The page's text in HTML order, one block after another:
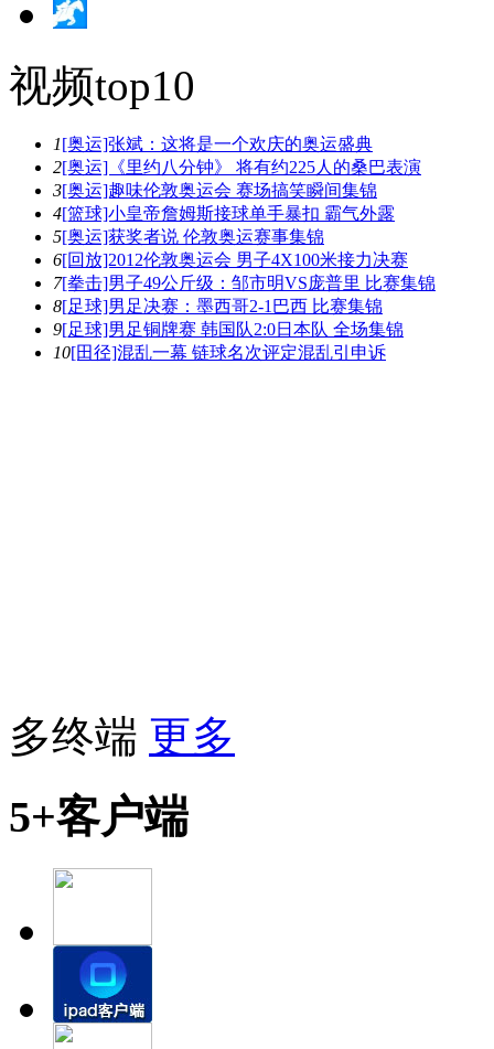
视频top10
1[奥运]张斌：这将是一个欢庆的奥运盛典
2[奥运]《里约八分钟》 将有约225人的桑巴表演
3[奥运]趣味伦敦奥运会 赛场搞笑瞬间集锦
4[篮球]小皇帝詹姆斯接球单手暴扣 霸气外露
5[奥运]获奖者说 伦敦奥运赛事集锦
6[回放]2012伦敦奥运会 男子4X100米接力决赛
7[拳击]男子49公斤级：邹市明VS庞普里 比赛集锦
8[足球]男足决赛：墨西哥2-1巴西 比赛集锦
9[足球]男足铜牌赛 韩国队2:0日本队 全场集锦
10[田径]混乱一幕 链球名次评定混乱引申诉
多终端 更多
5+客户端